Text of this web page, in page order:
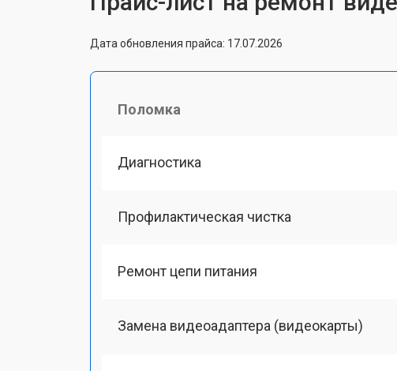
Дата обновления прайса: 17.07.2026
Поломка
Диагностика
Профилактическая чистка
Ремонт цепи питания
Замена видеоадаптера (видеокарты)